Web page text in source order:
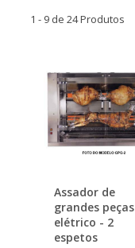
1 - 9 de 24 Produtos
Assador de
grandes peças
elétrico - 2
espetos